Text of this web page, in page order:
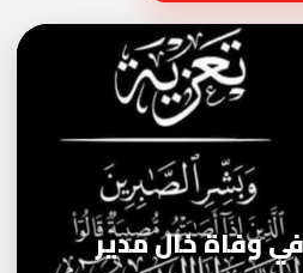
وفاة خال مدير